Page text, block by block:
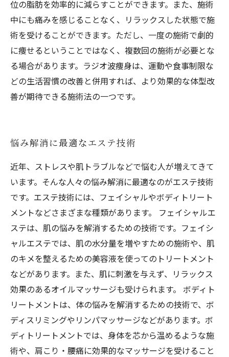
位の脂肪を効率的に減らすことができます。また、施術
中にも痛みを感じることなく、リラックスした状態で施
術を受けることができます。ただし、一度の施術で劇的
に痩せるということではなく、複数回の施術が必要とな
る場合があります。ラジオ波痩身は、運動や食事制限な
どの生活習慣の改善と併用すれば、より効果的な体型改
善が期待できる施術法の一つです。
悩み解消に最適なエステ技術
近年、ストレスや肌トラブルなどで悩む人が増えてきて
います。そんな人々の悩み解消に最適なのがエステ技術
です。エステ技術には、フェイシャルやボディトリート
メントなどさまざまな種類があります。 フェイシャルエ
ステは、肌の悩みを解消するための技術です。フェイシ
ャルエステでは、肌の水分量を増やすための施術や、肌
のキメを整えるための美容液を使ってのトリートメント
などがあります。また、肌に刺激を与えず、リラックス
効果のあるオイルマッサージも受けられます。 ボディト
リートメントは、体の悩みを解消するための技術で、ボ
ディスリミングやリンパマッサージなどがあります。ボ
ディトリートメントでは、身体を芯から温めるような施
術や、肩こり・腰痛に効果的なマッサージを受けること